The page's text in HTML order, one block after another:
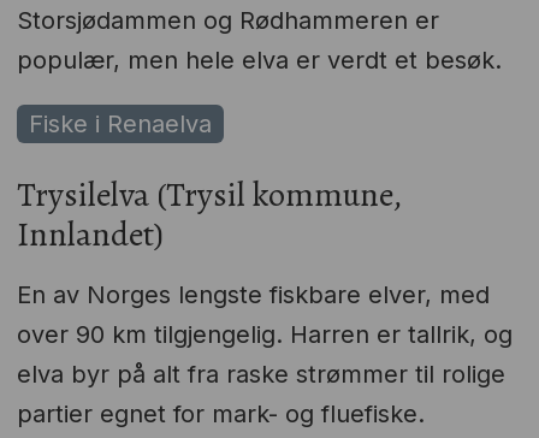
Storsjødammen og Rødhammeren er
populær, men hele elva er verdt et besøk.
Fiske i Renaelva
Trysilelva (Trysil kommune,
Innlandet)
En av Norges lengste fiskbare elver, med
over 90 km tilgjengelig. Harren er tallrik, og
elva byr på alt fra raske strømmer til rolige
partier egnet for mark- og fluefiske.